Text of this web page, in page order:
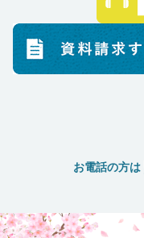
お電話の方は